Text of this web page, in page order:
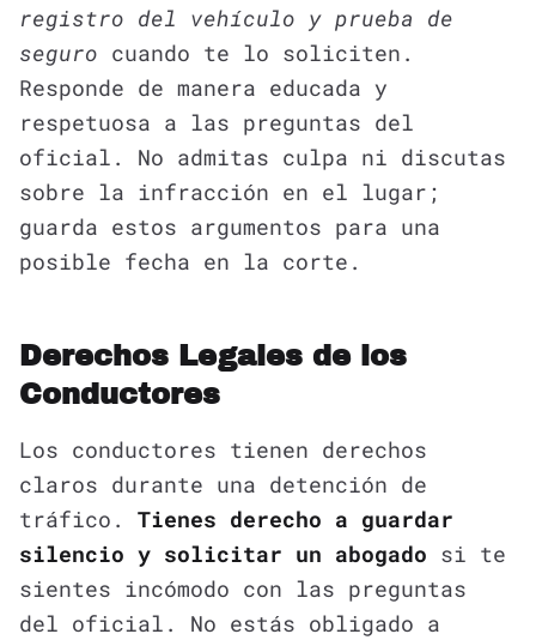
registro del vehículo y prueba de
seguro cuando te lo soliciten.
Responde de manera educada y
respetuosa a las preguntas del
oficial. No admitas culpa ni discutas
sobre la infracción en el lugar;
guarda estos argumentos para una
posible fecha en la corte.
Derechos Legales de los
Conductores
Los conductores tienen derechos
claros durante una detención de
tráfico. Tienes derecho a guardar
silencio y solicitar un abogado si te
sientes incómodo con las preguntas
del oficial. No estás obligado a